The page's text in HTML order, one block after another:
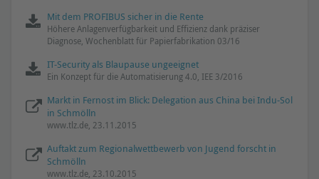
Mit dem PROFIBUS sicher in die Rente
Höhere Anlagenverfügbarkeit und Effizienz dank präziser
Diagnose, Wochenblatt für Papierfabrikation 03/16
IT-Security als Blaupause ungeeignet
Ein Konzept für die Automatisierung 4.0, IEE 3/2016
Markt in Fernost im Blick: Delegation aus China bei Indu-Sol
in Schmölln
www.tlz.de, 23.11.2015
Auftakt zum Regionalwettbewerb von Jugend forscht in
Schmölln
www.tlz.de, 23.10.2015